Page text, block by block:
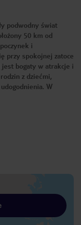
podwodny świat
50 km od
i
przy spokojnej zatoce
bogaty w atrakcje i
z dziećmi,
W